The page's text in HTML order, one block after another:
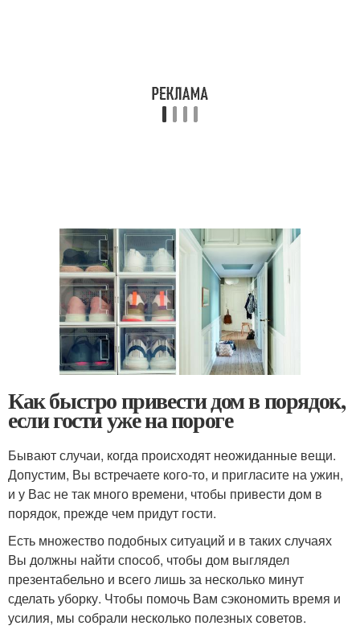
Как быстро привести дом в порядок,
если гости уже на пороге
Бывают случаи, когда происходят неожиданные вещи.
Допустим, Вы встречаете кого-то, и пригласите на ужин,
и у Вас не так много времени, чтобы привести дом в
порядок, прежде чем придут гости.
Есть множество подобных ситуаций и в таких случаях
Вы должны найти способ, чтобы дом выглядел
презентабельно и всего лишь за несколько минут
сделать уборку. Чтобы помочь Вам сэкономить время и
усилия, мы собрали несколько полезных советов.